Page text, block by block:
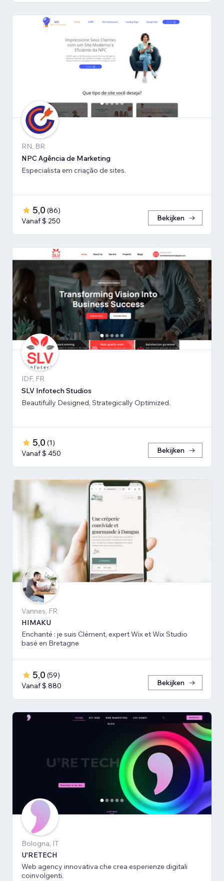
RN, BR
NPC Agência de Marketing
Especialista em criação de sites.
5,0 (86)
Vanaf $ 250
Bekijken
IDF, FR
SLV Infotech Studios
Beautifully Designed, Strategically Optimized.
5,0 (1)
Vanaf $ 450
Bekijken
Vannes, FR
HIMAKU
Enchanté : je suis Clément, expert Wix et Wix Studio
basé en Bretagne
5,0 (59)
Vanaf $ 880
Bekijken
Bologna, IT
U'RETECH
Web agency innovativa che crea esperienze digitali
coinvolgenti.